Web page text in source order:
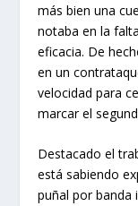
más bien una
notaba en la
eficacia. De
en un
velocidad para
marcar el
Destacado el
está sabiendo
puñal por banda